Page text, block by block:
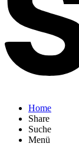
Home
Share
Suche
Menü